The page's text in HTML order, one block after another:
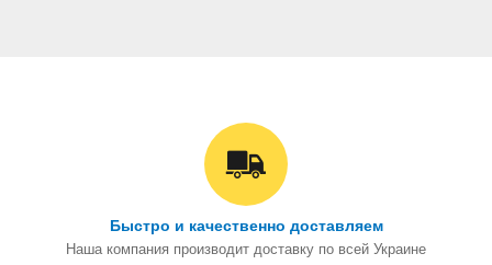
Быстро и качественно доставляем
Наша компания производит доставку по всей Украине